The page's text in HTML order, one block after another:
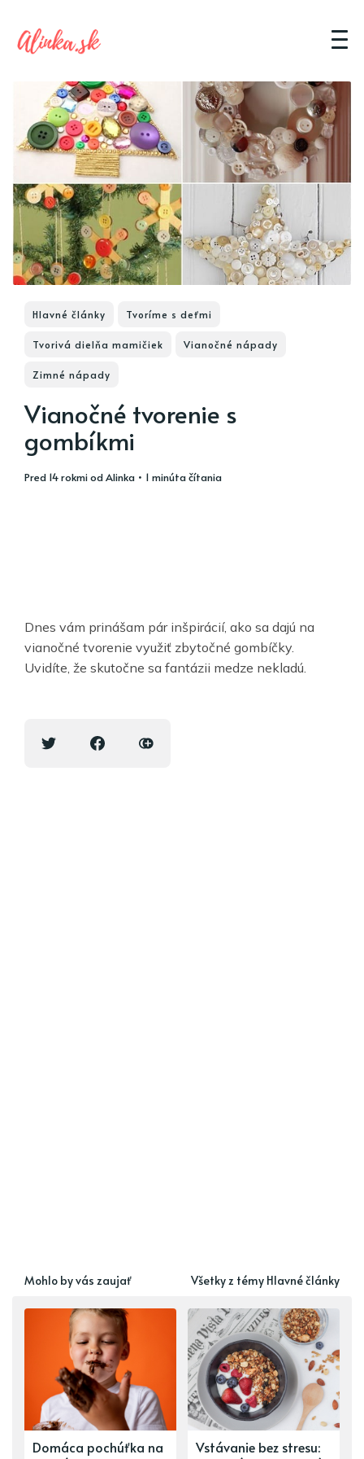
Hlavné články Tvoríme s deťmi
Tvorivá dielňa mamičiek Vianočné nápady
Zimné nápady
Vianočné tvorenie s
gombíkmi
pred 14 rokmiodAlinka • 1 minúta čítania
Dnes vám prinášam pár inšpirácií, ako sa dajú na
vianočné tvorenie využiť zbytočné gombíčky.
Uvidíte, že skutočne sa fantázii medze nekladú.
Mohlo by vás zaujať Všetky z témy Hlavné články
Domáca pochúťka na
Vstávanie bez stresu: